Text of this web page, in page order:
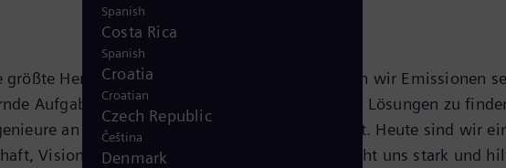
Herausforderung unserer Zeit. Wie können wir Emissionen
Aufgabe. Und es gibt kein Patentrezept. Aber Lösungen zu
an der Spitze der Elektrifizierung der Welt. Heute sind wir
Vision und Werte teilen. Unsere Vielfalt macht uns stark und
Spanish
Costa Rica
Spanish
Croatia
Croatian
Czech Republic
Čeština
Denmark